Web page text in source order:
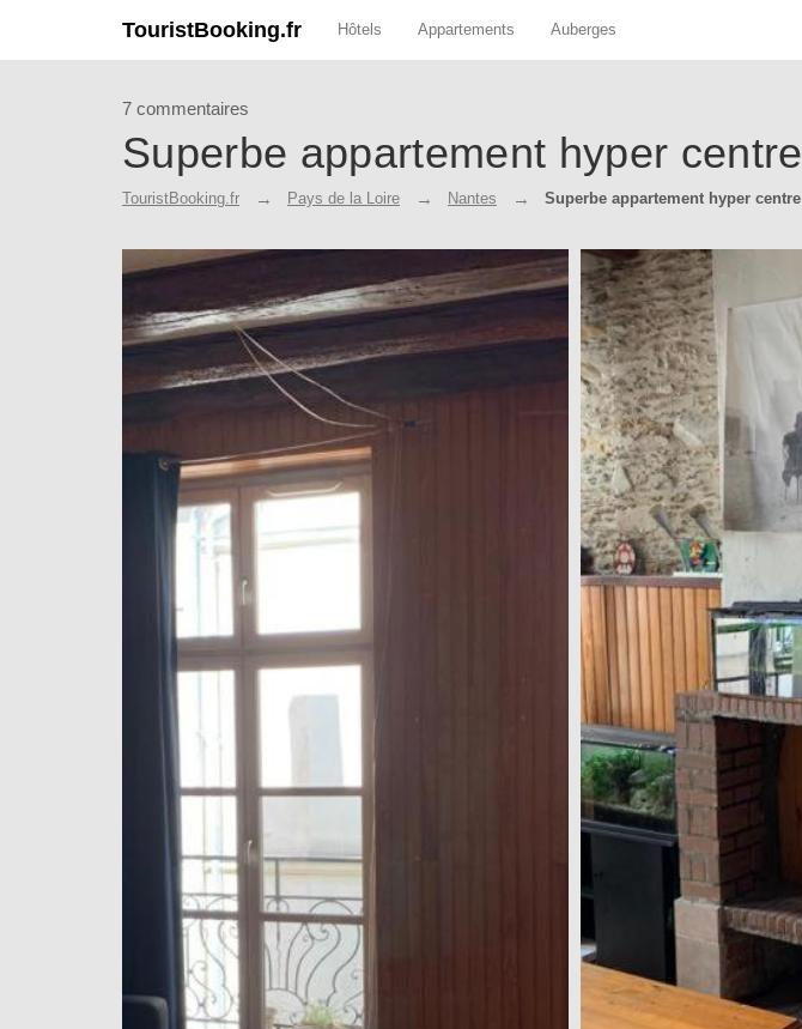
TouristBooking.fr Hôtels Appartements Auberges
7 commentaires
Superbe appartement hyper centre
TouristBooking.fr Pays de la Loire Nantes Superbe appartement hyper centre